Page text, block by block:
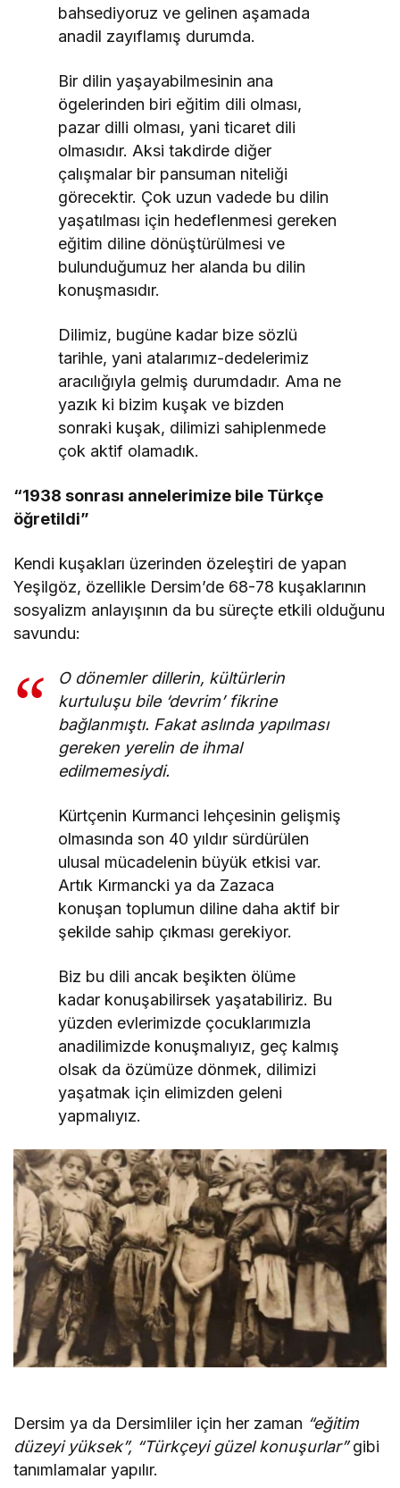
bahsediyoruz ve gelinen aşamada
anadil zayıflamış durumda.
Bir dilin yaşayabilmesinin ana
ögelerinden biri eğitim dili olması,
pazar dilli olması, yani ticaret dili
olmasıdır. Aksi takdirde diğer
çalışmalar bir pansuman niteliği
görecektir. Çok uzun vadede bu dilin
yaşatılması için hedeflenmesi gereken
eğitim diline dönüştürülmesi ve
bulunduğumuz her alanda bu dilin
konuşmasıdır.
Dilimiz, bugüne kadar bize sözlü
tarihle, yani atalarımız-dedelerimiz
aracılığıyla gelmiş durumdadır. Ama ne
yazık ki bizim kuşak ve bizden
sonraki kuşak, dilimizi sahiplenmede
çok aktif olamadık.
“1938 sonrası annelerimize bile Türkçe
öğretildi”
Kendi kuşakları üzerinden özeleştiri de yapan
Yeşilgöz, özellikle Dersim’de 68-78 kuşaklarının
sosyalizm anlayışının da bu süreçte etkili olduğunu
savundu:
O dönemler dillerin, kültürlerin
kurtuluşu bile ‘devrim’ fikrine
bağlanmıştı. Fakat aslında yapılması
gereken yerelin de ihmal
edilmemesiydi.
Kürtçenin Kurmanci lehçesinin gelişmiş
olmasında son 40 yıldır sürdürülen
ulusal mücadelenin büyük etkisi var.
Artık Kırmancki ya da Zazaca
konuşan toplumun diline daha aktif bir
şekilde sahip çıkması gerekiyor.
Biz bu dili ancak beşikten ölüme
kadar konuşabilirsek yaşatabiliriz. Bu
yüzden evlerimizde çocuklarımızla
anadilimizde konuşmalıyız, geç kalmış
olsak da özümüze dönmek, dilimizi
yaşatmak için elimizden geleni
yapmalıyız.
Dersim ya da Dersimliler için her zaman “eğitim
düzeyi yüksek”, “Türkçeyi güzel konuşurlar”gibi
tanımlamalar yapılır.